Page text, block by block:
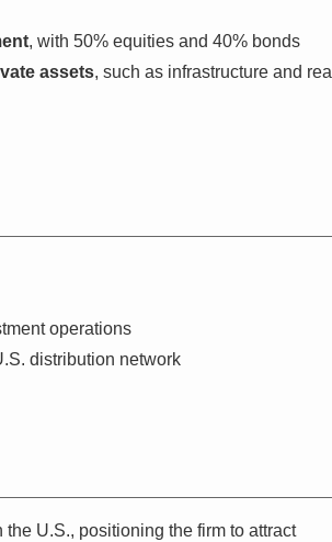
, with 50% equities and 40% bonds
assets, such as infrastructure and real
operations
distribution network
U.S., positioning the firm to attract